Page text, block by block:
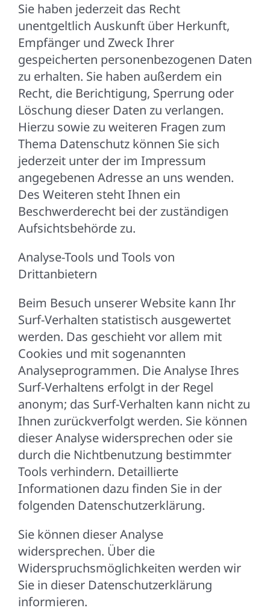
Sie haben jederzeit das Recht
unentgeltlich Auskunft über Herkunft,
Empfänger und Zweck Ihrer
gespeicherten personenbezogenen Daten
zu erhalten. Sie haben außerdem ein
Recht, die Berichtigung, Sperrung oder
Löschung dieser Daten zu verlangen.
Hierzu sowie zu weiteren Fragen zum
Thema Datenschutz können Sie sich
jederzeit unter der im Impressum
angegebenen Adresse an uns wenden.
Des Weiteren steht Ihnen ein
Beschwerderecht bei der zuständigen
Aufsichtsbehörde zu.
Analyse-Tools und Tools von
Drittanbietern
Beim Besuch unserer Website kann Ihr
Surf-Verhalten statistisch ausgewertet
werden. Das geschieht vor allem mit
Cookies und mit sogenannten
Analyseprogrammen. Die Analyse Ihres
Surf-Verhaltens erfolgt in der Regel
anonym; das Surf-Verhalten kann nicht zu
Ihnen zurückverfolgt werden. Sie können
dieser Analyse widersprechen oder sie
durch die Nichtbenutzung bestimmter
Tools verhindern. Detaillierte
Informationen dazu finden Sie in der
folgenden Datenschutzerklärung.
Sie können dieser Analyse
widersprechen. Über die
Widerspruchsmöglichkeiten werden wir
Sie in dieser Datenschutzerklärung
informieren.